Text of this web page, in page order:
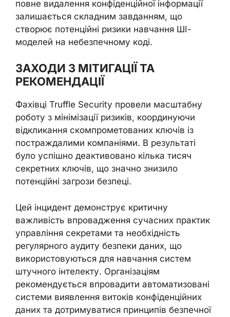
повне видалення конфіденційної інформації
залишається складним завданням, що
створює потенційні ризики навчання ШІ-
моделей на небезпечному коді.
ЗАХОДИ З МІТИГАЦІЇ ТА
РЕКОМЕНДАЦІЇ
Фахівці Truffle Security провели масштабну
роботу з мінімізації ризиків, координуючи
відкликання скомпрометованих ключів із
постраждалими компаніями. В результаті
було успішно деактивовано кілька тисяч
секретних ключів, що значно знизило
потенційні загрози безпеці.
Цей інцидент демонструє критичну
важливість впровадження сучасних практик
управління секретами та необхідність
регулярного аудиту безпеки даних, що
використовуються для навчання систем
штучного інтелекту. Організаціям
рекомендується впровадити автоматизовані
системи виявлення витоків конфіденційних
даних та дотримуватися принципів безпечної